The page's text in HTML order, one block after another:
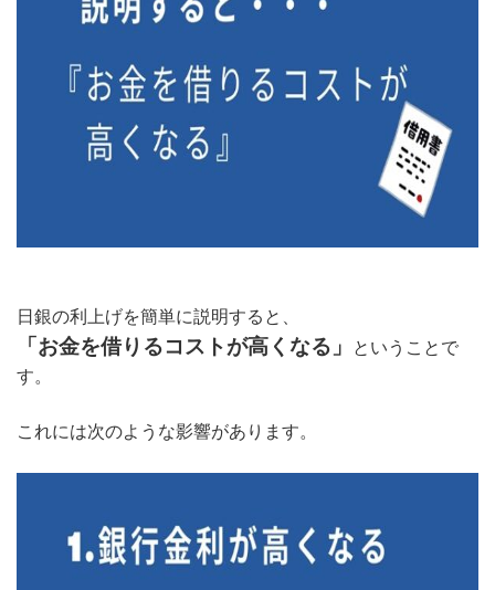
日銀の利上げを簡単に説明すると、
「お金を借りるコストが高くなる」
ということで
す。
これには次のような影響があります。